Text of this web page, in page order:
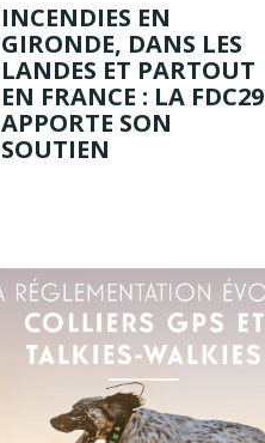
INCENDIES EN
GIRONDE, DANS LES
LANDES ET PARTOUT
EN FRANCE : LA FDC29
APPORTE SON
SOUTIEN